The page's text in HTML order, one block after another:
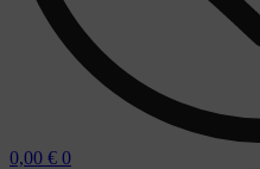
0,00 € 0